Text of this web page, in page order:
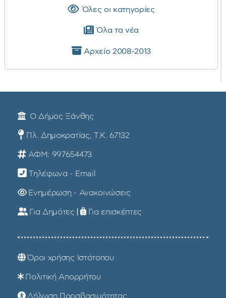
Όλες οι κατηγορίες
Όλα τα νέα
Αρχείο 2008-2013
Ο Δήμος Ξάνθης
Πλ. Δημοκρατίας, Τ.Κ. 67132
ΑΦΜ: 997654473
Τηλέφωνα - Email
Ενημέρωση - Ανακοινώσεις
Για Δημότες | Για επισκέπτες
Όροι χρήσης Ιστότοπου
Πολιτική Απορρήτου
Δήλωση Προσβασιμότητας